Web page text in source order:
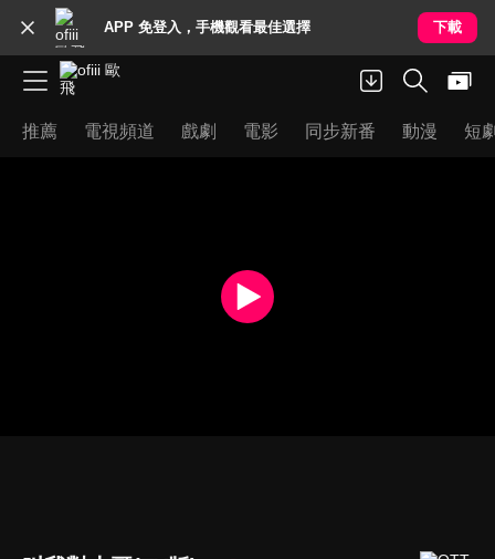
APP 免登入，手機觀看最佳選擇 下載
推薦 電視頻道 戲劇 電影 同步新番 動漫 短